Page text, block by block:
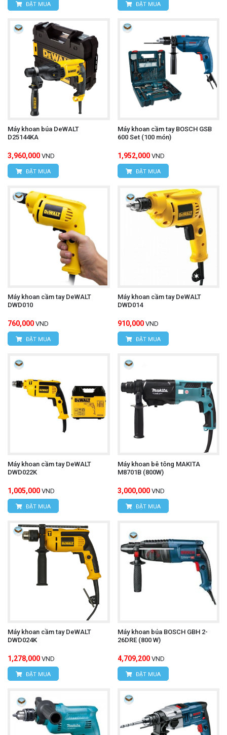
ĐẶT MUA ĐẶT MUA
Máy khoan búa DeWALT
D25144KA
3,960,000 VND
ĐẶT MUA
Máy khoan cầm tay BOSCH GSB
600 Set (100 món)
1,952,000 VND
ĐẶT MUA
Máy khoan cầm tay DeWALT
DWD010
760,000 VND
ĐẶT MUA
Máy khoan cầm tay DeWALT
DWD014
910,000 VND
ĐẶT MUA
Máy khoan cầm tay DeWALT
DWD022K
1,005,000 VND
ĐẶT MUA
Máy khoan bê tông MAKITA
M8701B (800W)
3,000,000 VND
ĐẶT MUA
Máy khoan cầm tay DeWALT
DWD024K
1,278,000 VND
ĐẶT MUA
Máy khoan búa BOSCH GBH 2-
26DRE (800 W)
4,709,200 VND
ĐẶT MUA